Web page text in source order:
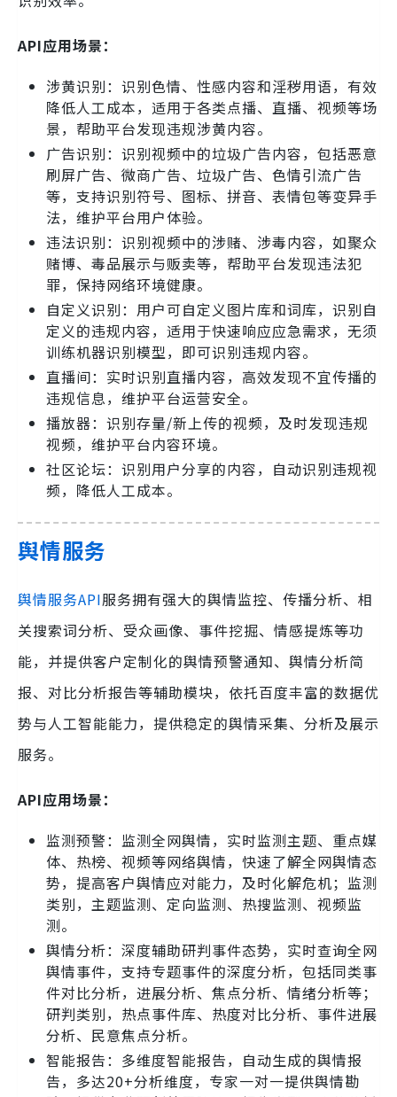
API应用场景：
涉黄识别：识别色情、性感内容和淫秽用语，有效
降低人工成本，适用于各类点播、直播、视频等场
景，帮助平台发现违规涉黄内容。
广告识别：识别视频中的垃圾广告内容，包括恶意
刷屏广告、微商广告、垃圾广告、色情引流广告
等，支持识别符号、图标、拼音、表情包等变异手
法，维护平台用户体验。
违法识别：识别视频中的涉赌、涉毒内容，如聚众
赌博、毒品展示与贩卖等，帮助平台发现违法犯
罪，保持网络环境健康。
自定义识别：用户可自定义图片库和词库，识别自
定义的违规内容，适用于快速响应应急需求，无须
训练机器识别模型，即可识别违规内容。
直播间：实时识别直播内容，高效发现不宜传播的
违规信息，维护平台运营安全。
播放器：识别存量/新上传的视频，及时发现违规
视频，维护平台内容环境。
社区论坛：识别用户分享的内容，自动识别违规视
频，降低人工成本。
舆情服务
舆情服务API服务拥有强大的舆情监控、传播分析、相
关搜索词分析、受众画像、事件挖掘、情感提炼等功
能，并提供客户定制化的舆情预警通知、舆情分析简
报、对比分析报告等辅助模块，依托百度丰富的数据优
势与人工智能能力，提供稳定的舆情采集、分析及展示
服务。
API应用场景：
监测预警：监测全网舆情，实时监测主题、重点媒
体、热榜、视频等网络舆情，快速了解全网舆情态
势，提高客户舆情应对能力，及时化解危机；监测
类别，主题监测、定向监测、热搜监测、视频监
测。
舆情分析：深度辅助研判事件态势，实时查询全网
舆情事件，支持专题事件的深度分析，包括同类事
件对比分析，进展分析、焦点分析、情绪分析等；
研判类别，热点事件库、热度对比分析、事件进展
分析、民意焦点分析。
智能报告：多维度智能报告，自动生成的舆情报
告，多达20+分析维度，专家一对一提供舆情勘